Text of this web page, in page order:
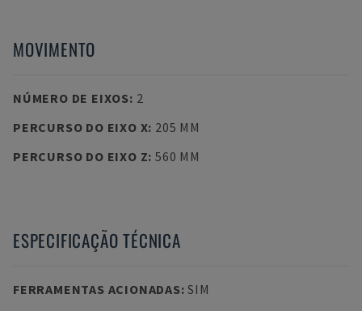
MOVIMENTO
NÚMERO DE EIXOS: 2
PERCURSO DO EIXO X: 205 MM
PERCURSO DO EIXO Z: 560 MM
ESPECIFICAÇÃO TÉCNICA
FERRAMENTAS ACIONADAS:SIM